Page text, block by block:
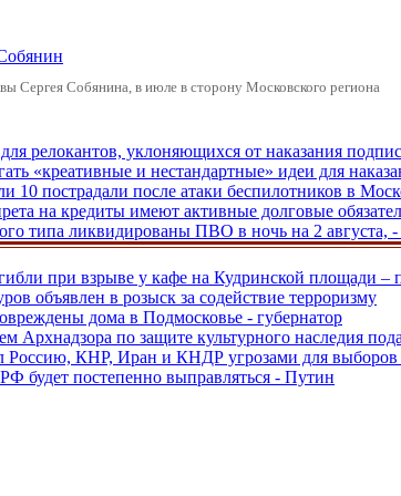
Собянина, в июле в сторону Московского региона
релокантов, уклоняющихся от наказания
«креативные и нестандартные» идеи для
10 пострадали после атаки беспилотников в
на кредиты имеют активные долговые
типа ликвидированы ПВО в ночь на 2 августа,
при взрыве у кафе на Кудринской
объявлен в розыск за содействие терроризму
дома в Подмосковье - губернатор
Архнадзора по защите культурного наследия
Россию, КНР, Иран и КНДР угрозами для
будет постепенно выправляться - Путин